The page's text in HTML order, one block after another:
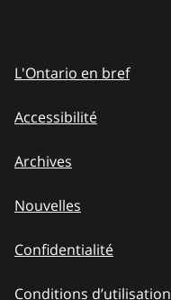
L'Ontario en bref
Accessibilité
Archives
Nouvelles
Confidentialité
Conditions d’utilisation